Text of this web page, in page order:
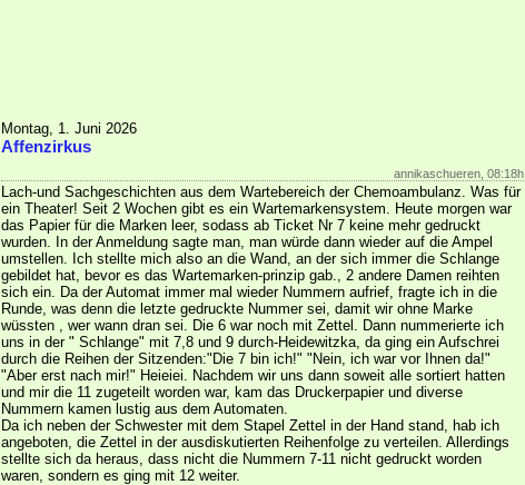
Montag, 1. Juni 2026
Affenzirkus
annikaschueren, 08:18h
Lach-und Sachgeschichten aus dem Wartebereich der Chemoambulanz. Was für
ein Theater! Seit 2 Wochen gibt es ein Wartemarkensystem. Heute morgen war
das Papier für die Marken leer, sodass ab Ticket Nr 7 keine mehr gedruckt
wurden. In der Anmeldung sagte man, man würde dann wieder auf die Ampel
umstellen. Ich stellte mich also an die Wand, an der sich immer die Schlange
gebildet hat, bevor es das Wartemarken-prinzip gab., 2 andere Damen reihten
sich ein. Da der Automat immer mal wieder Nummern aufrief, fragte ich in die
Runde, was denn die letzte gedruckte Nummer sei, damit wir ohne Marke
wüssten , wer wann dran sei. Die 6 war noch mit Zettel. Dann nummerierte ich
uns in der " Schlange" mit 7,8 und 9 durch-Heidewitzka, da ging ein Aufschrei
durch die Reihen der Sitzenden:"Die 7 bin ich!" "Nein, ich war vor Ihnen da!"
"Aber erst nach mir!" Heieiei. Nachdem wir uns dann soweit alle sortiert hatten
und mir die 11 zugeteilt worden war, kam das Druckerpapier und diverse
Nummern kamen lustig aus dem Automaten.
Da ich neben der Schwester mit dem Stapel Zettel in der Hand stand, hab ich
angeboten, die Zettel in der ausdiskutierten Reihenfolge zu verteilen. Allerdings
stellte sich da heraus, dass nicht die Nummern 7-11 nicht gedruckt worden
waren, sondern es ging mit 12 weiter.